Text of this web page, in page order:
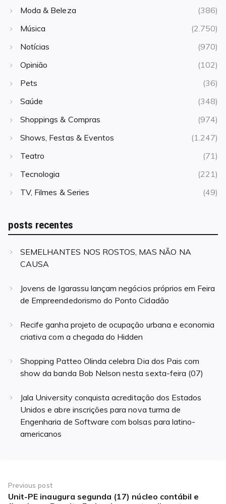
Moda & Beleza
(386)
Música
(2.750)
Notícias
(970)
Opinião
(102)
Pets
(36)
Saúde
(348)
Shoppings & Compras
(974)
Shows, Festas & Eventos
(1.247)
Teatro
(71)
Tecnologia
(221)
TV, Filmes & Series
(49)
posts recentes
SEMELHANTES NOS ROSTOS, MAS NÃO NA
CAUSA
Jovens de Igarassu lançam negócios próprios em Feira
de Empreendedorismo do Ponto Cidadão
Recife ganha projeto de ocupação urbana e economia
criativa com a chegada do Hidden
Shopping Patteo Olinda celebra Dia dos Pais com
show da banda Bob Nelson nesta sexta-feira (07)
Jala University conquista acreditação dos Estados
Unidos e abre inscrições para nova turma de
Engenharia de Software com bolsas para latino-
americanos
de
Previous post
Previous
Unit-PE inaugura segunda (17) núcleo contábil e